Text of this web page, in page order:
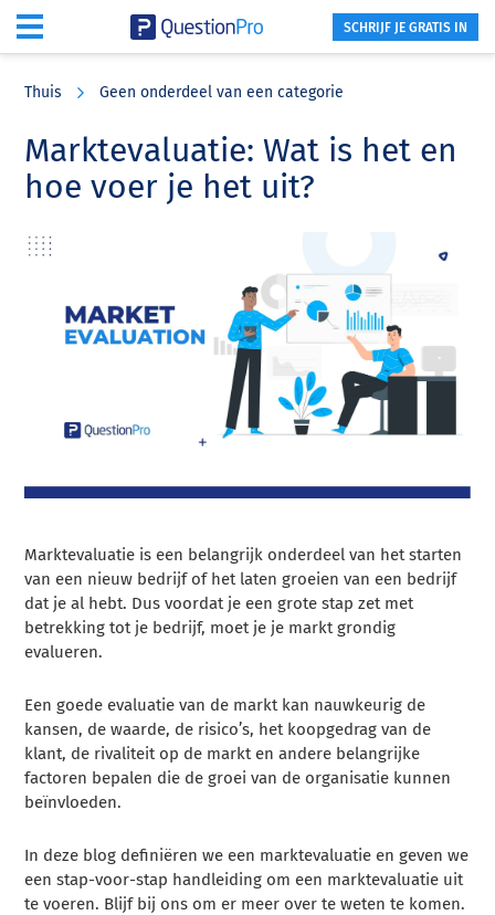
content
sidebar
SCHRIJF JE GRATIS IN
Thuis Geen onderdeel van een categorie
Marktevaluatie: Wat is het en
hoe voer je het uit?
Marktevaluatie is een belangrijk onderdeel van het starten
van een nieuw bedrijf of het laten groeien van een bedrijf
dat je al hebt. Dus voordat je een grote stap zet met
betrekking tot je bedrijf, moet je je markt grondig
evalueren.
Een goede evaluatie van de markt kan nauwkeurig de
kansen, de waarde, de risico’s, het koopgedrag van de
klant, de rivaliteit op de markt en andere belangrijke
factoren bepalen die de groei van de organisatie kunnen
beïnvloeden.
In deze blog definiëren we een marktevaluatie en geven we
een stap-voor-stap handleiding om een marktevaluatie uit
te voeren. Blijf bij ons om er meer over te weten te komen.